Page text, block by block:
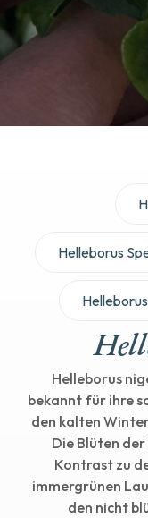
Helleborus
Helleborus
bekannt für ihre
den kalten
Die Blüten
Kontrast zu
immergrünen
den nicht